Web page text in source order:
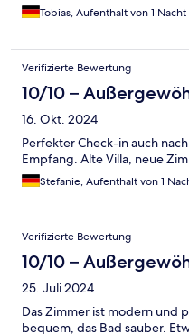
Tobias, Aufenthalt von 1 Nacht
Verifizierte Bewertung
10/10 –
16. Okt. 2024
Perfekter Check-in auch
Empfang. Alte Villa, neue
Stefanie, Aufenthalt von 1
Verifizierte Bewertung
10/10 –
25. Juli 2024
Das Zimmer ist modern und
bequem, das Bad sauber.